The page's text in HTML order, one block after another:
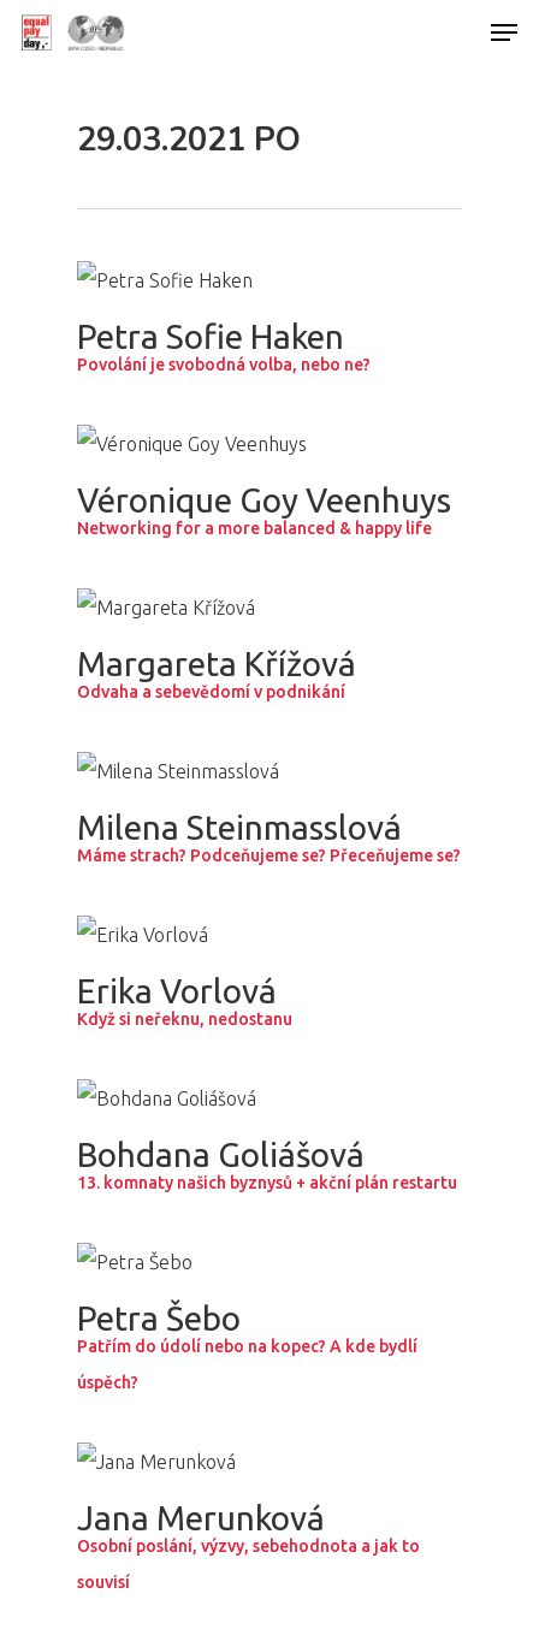
Hit enter to search or ESC to close
29.03.2021 PO
Petra Sofie Haken
Povolání je svobodná volba, nebo ne?
Véronique Goy Veenhuys
Networking for a more balanced & happy life
Margareta Křížová
Odvaha a sebevědomí v podnikání
Milena Steinmasslová
Máme strach? Podceňujeme se? Přeceňujeme se?
Erika Vorlová
Když si neřeknu, nedostanu
Bohdana Goliášová
13. komnaty našich byznysů + akční plán restartu
Petra Šebo
Patřím do údolí nebo na kopec? A kde bydlí
úspěch?
Jana Merunková
Osobní poslání, výzvy, sebehodnota a jak to
souvisí